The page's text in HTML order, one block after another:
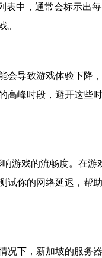
表中，通常会标示出
。
会导致游戏体验下降
高峰时段，避开这些
游戏的流畅度。在游
试你的网络延迟，帮
况下，新加坡的服务